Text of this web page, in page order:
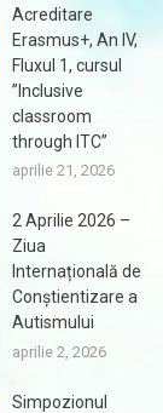
Acreditare
Erasmus+, An IV,
Fluxul 1, cursul
”Inclusive
classroom
through ITC”
aprilie 21, 2026
2 Aprilie 2026 –
Ziua
Internațională de
Conștientizare a
Autismului
aprilie 2, 2026
Simpozionul